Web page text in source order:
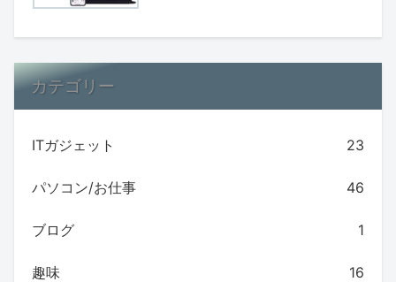
カテゴリー
ITガジェット 23
パソコン/お仕事 46
ブログ 1
趣味 16